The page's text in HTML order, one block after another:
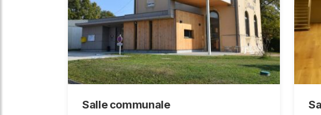
Salle communale